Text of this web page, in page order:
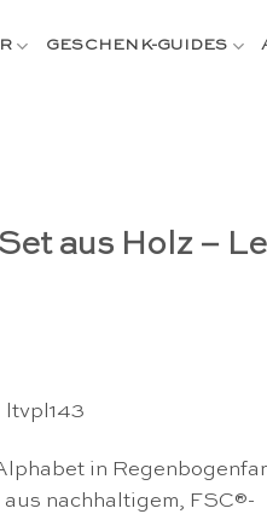
GESCHENK-GUIDES
aus Holz –
ltvpl143
in
aus nachhaltigem, FSC®-